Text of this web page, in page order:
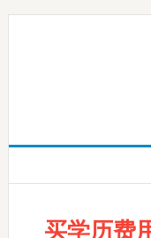
买学历费